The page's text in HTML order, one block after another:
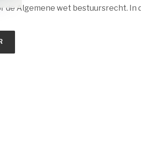
de Algemene wet bestuursrecht. In